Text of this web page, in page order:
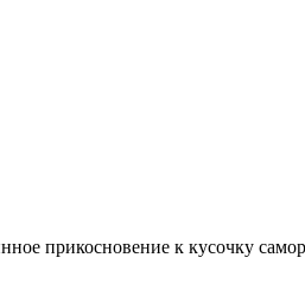
прикосновение к кусочку